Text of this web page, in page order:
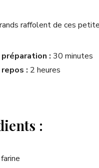
raffolent de ces
: 30 minutes
: 2 heures
: